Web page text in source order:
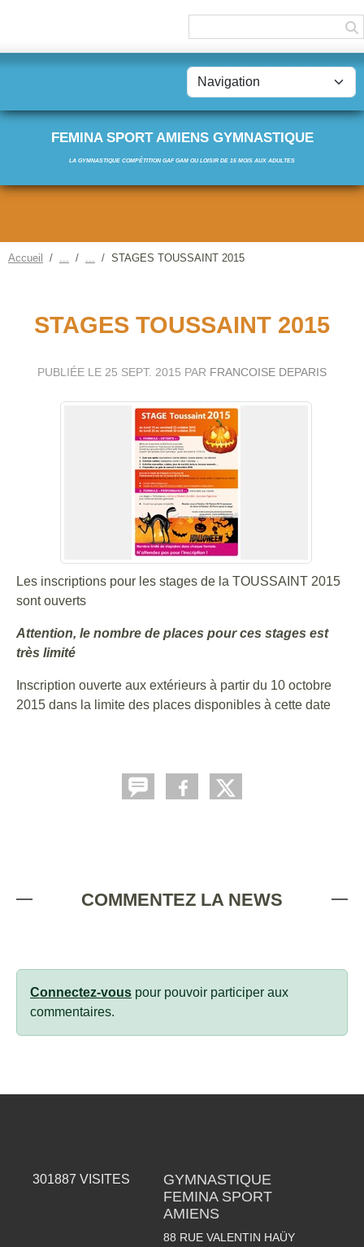
FEMINA SPORT AMIENS GYMNASTIQUE
LA GYMNASTIQUE COMPÉTITION GAF GAM OU LOISIR DE 15 MOIS AUX ADULTES
Accueil STAGES TOUSSAINT 2015
STAGES TOUSSAINT 2015
PUBLIÉE LE 25 SEPT. 2015 PAR FRANCOISE DEPARIS
Les inscriptions pour les stages de la TOUSSAINT 2015
sont ouverts
Attention, le nombre de places pour ces stages est
très limité
Inscription ouverte aux extérieurs à partir du 10 octobre
2015 dans la limite des places disponibles à cette date
COMMENTEZ LA NEWS
Connectez-vous pour pouvoir participer aux
commentaires.
301887 VISITES
GYMNASTIQUE
FEMINA SPORT
AMIENS
88 RUE VALENTIN HAÜY